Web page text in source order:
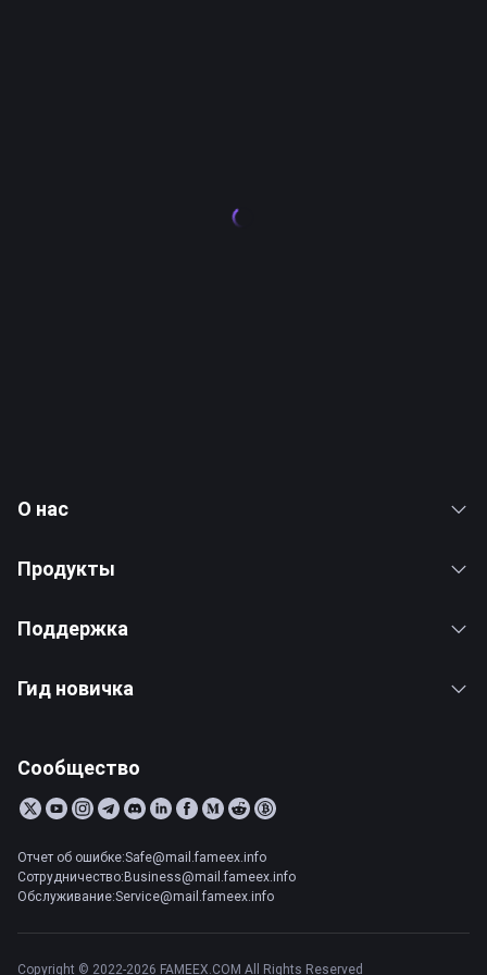
О нас
Продукты
Поддержка
Гид новичка
Сообщество
Отчет об ошибке:Safe@mail.fameex.info
Сотрудничество:Business@mail.fameex.info
Обслуживание:Service@mail.fameex.info
Copyright © 2022-2026 FAMEEX.COM All Rights Reserved